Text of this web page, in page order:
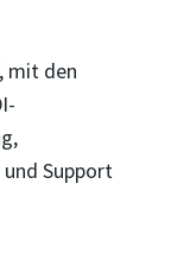
mit den
Support